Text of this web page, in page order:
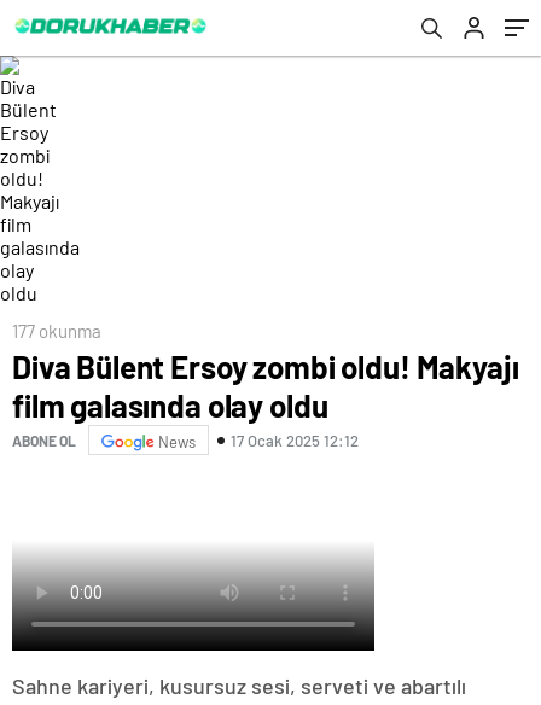
177 okunma
Diva Bülent Ersoy zombi oldu! Makyajı
film galasında olay oldu
ABONE OL News 17 Ocak 2025 12:12
Sahne kariyeri, kusursuz sesi, serveti ve abartılı